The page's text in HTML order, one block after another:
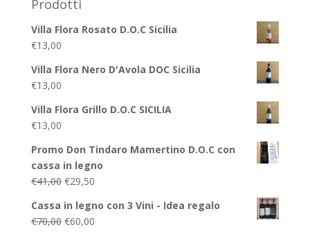
Prodotti
Villa Flora Rosato D.O.C Sicilia
€13,00
Villa Flora Nero D'Avola DOC Sicilia
€13,00
Villa Flora Grillo D.O.C SICILIA
€13,00
Promo Don Tindaro Mamertino D.O.C con
cassa in legno
€41,00 Il
originale
era:
€29,50Il
attuale
è:
Cassa in legno con 3 Vini - Idea regalo
€70,00 Il
€60,00Il